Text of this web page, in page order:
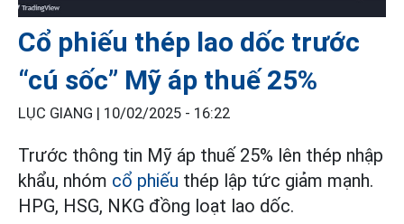
Cổ phiếu thép lao dốc trước
“cú sốc” Mỹ áp thuế 25%
LỤC GIANG | 10/02/2025 - 16:22
Trước thông tin Mỹ áp thuế 25% lên thép nhập
khẩu, nhóm cổ phiếu thép lập tức giảm mạnh.
HPG, HSG, NKG đồng loạt lao dốc.